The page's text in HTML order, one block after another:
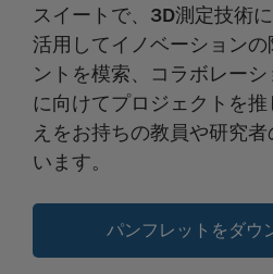
スイートで、3D測定技術
活用してイノベーション
ントを模索、コラボレー
に向けてプロジェクトを
えをお持ちの教員や研究
います。
パンフレットをダウ